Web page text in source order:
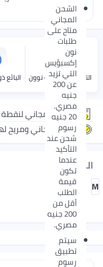
الشحن
المجاني
متاح على
طلبات
نون
إكسبؤيس
التي تزيد
عن 200
جنيه
مصري.
20 جنيه
رسوم
شحن عند
التأكيد
عندما
تكون
قيمة
الطلب
أقل من
200 جنيه
مصري.
سيتم
تطبيق
رسوم
جنيه.
التوصيل بواسطة نوون البائع
توصيل مجاني لنقطة
إرجاع مجاني ومريح
المقاس
M
XL